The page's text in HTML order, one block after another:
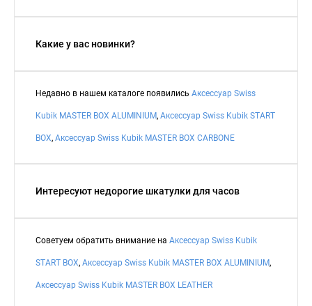
Какие у вас новинки?
Недавно в нашем каталоге появились Аксессуар Swiss
Kubik MASTER BOX ALUMINIUM, Аксессуар Swiss Kubik START
BOX, Аксессуар Swiss Kubik MASTER BOX CARBONE
Интересуют недорогие шкатулки для часов
Советуем обратить внимание на Аксессуар Swiss Kubik
START BOX, Аксессуар Swiss Kubik MASTER BOX ALUMINIUM,
Аксессуар Swiss Kubik MASTER BOX LEATHER